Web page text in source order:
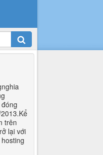
trên
lại với